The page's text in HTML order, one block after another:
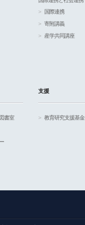
国際連携
寄附講義
産学共同講座
書室
支援
教育研究支援基金